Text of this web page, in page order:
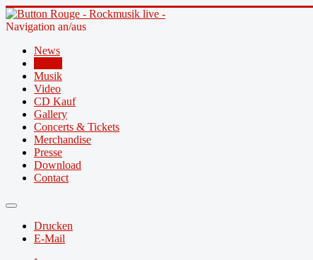
Navigation an/aus
News
Musik
Video
CD Kauf
Gallery
Concerts & Tickets
Merchandise
Presse
Download
Contact
Drucken
E-Mail